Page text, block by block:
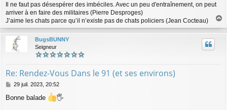
Il ne faut pas désespérer des imbéciles. Avec un peu d'entraînement, on peut
arriver à en faire des militaires (Pierre Desproges)
J’aime les chats parce qu’il n’existe pas de chats policiers (Jean Cocteau)
a
u
BugsBUNNY
Seigneur
Re: Rendez-Vous Dans le 91 (et ses environs)
M
s
29 juil. 2023, 20:52
Bonne balade 🖐